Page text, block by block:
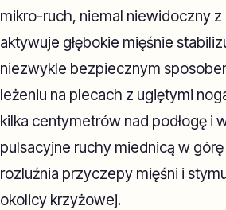
mikro-ruch, niemal niewidoczny z
aktywuje głębokie mięśnie
niezwykle bezpiecznym
leżeniu na plecach z ugiętymi
kilka centymetrów nad podłogę i
pulsacyjne ruchy miednicą w górę
rozluźnia przyczepy mięśni i
okolicy krzyżowej.